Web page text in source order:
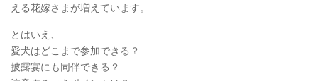
える花嫁さまが増えています。
とはいえ、
愛犬はどこまで参加できる？
披露宴にも同伴できる？